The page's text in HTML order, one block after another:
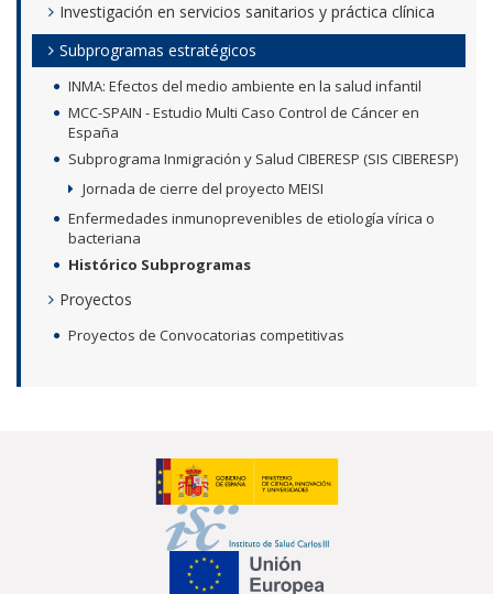
Investigación en servicios sanitarios y práctica clínica
Subprogramas estratégicos
INMA: Efectos del medio ambiente en la salud infantil
MCC-SPAIN - Estudio Multi Caso Control de Cáncer en
España
Subprograma Inmigración y Salud CIBERESP (SIS CIBERESP)
Jornada de cierre del proyecto MEISI
Enfermedades inmunoprevenibles de etiología vírica o
bacteriana
Histórico Subprogramas
Proyectos
Proyectos de Convocatorias competitivas